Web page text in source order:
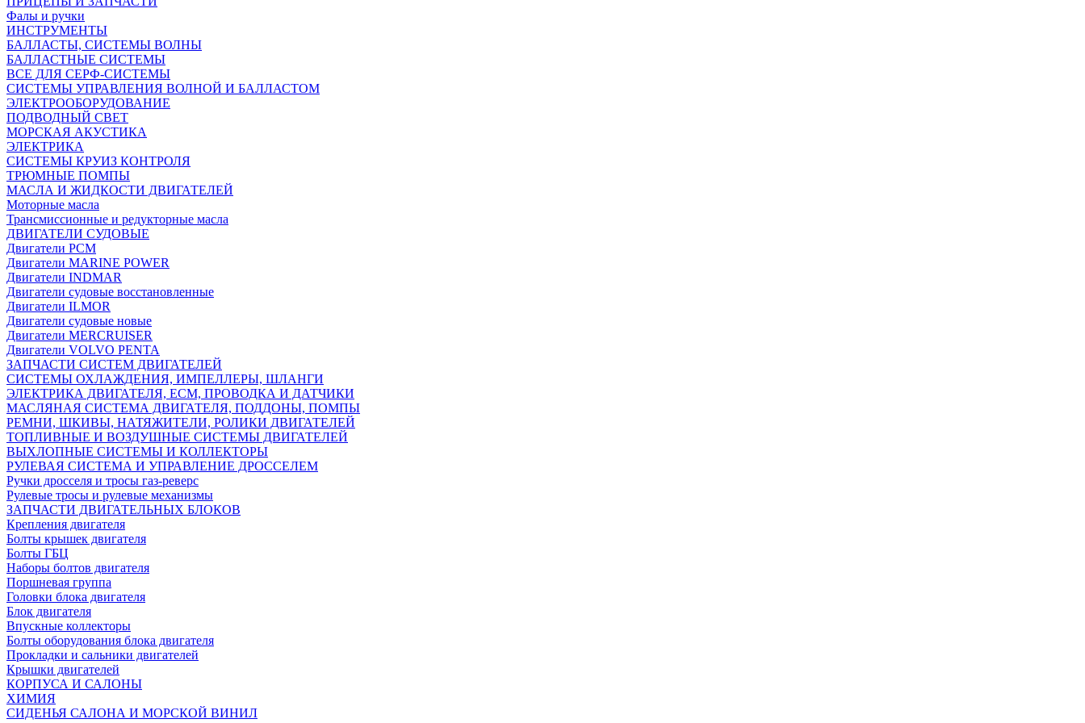
Фалы и ручки
ИНСТРУМЕНТЫ
БАЛЛАСТЫ, СИСТЕМЫ ВОЛНЫ
БАЛЛАСТНЫЕ СИСТЕМЫ
ВСЕ ДЛЯ СЕРФ-СИСТЕМЫ
СИСТЕМЫ УПРАВЛЕНИЯ ВОЛНОЙ И БАЛЛАСТОМ
ЭЛЕКТРООБОРУДОВАНИЕ
ПОДВОДНЫЙ СВЕТ
МОРСКАЯ АКУСТИКА
ЭЛЕКТРИКА
СИСТЕМЫ КРУИЗ КОНТРОЛЯ
ТРЮМНЫЕ ПОМПЫ
МАСЛА И ЖИДКОСТИ ДВИГАТЕЛЕЙ
Моторные масла
Трансмиссионные и редукторные масла
ДВИГАТЕЛИ СУДОВЫЕ
Двигатели PCM
Двигатели MARINE POWER
Двигатели INDMAR
Двигатели судовые восстановленные
Двигатели ILMOR
Двигатели судовые новые
Двигатели MERCRUISER
Двигатели VOLVO PENTA
ЗАПЧАСТИ СИСТЕМ ДВИГАТЕЛЕЙ
СИСТЕМЫ ОХЛАЖДЕНИЯ, ИМПЕЛЛЕРЫ, ШЛАНГИ
ЭЛЕКТРИКА ДВИГАТЕЛЯ, ECM, ПРОВОДКА И ДАТЧИКИ
МАСЛЯНАЯ СИСТЕМА ДВИГАТЕЛЯ, ПОДДОНЫ, ПОМПЫ
РЕМНИ, ШКИВЫ, НАТЯЖИТЕЛИ, РОЛИКИ ДВИГАТЕЛЕЙ
ТОПЛИВНЫЕ И ВОЗДУШНЫЕ СИСТЕМЫ ДВИГАТЕЛЕЙ
ВЫХЛОПНЫЕ СИСТЕМЫ И КОЛЛЕКТОРЫ
РУЛЕВАЯ СИСТЕМА И УПРАВЛЕНИЕ ДРОССЕЛЕМ
Ручки дросселя и тросы газ-реверс
Рулевые тросы и рулевые механизмы
ЗАПЧАСТИ ДВИГАТЕЛЬНЫХ БЛОКОВ
Крепления двигателя
Болты крышек двигателя
Болты ГБЦ
Наборы болтов двигателя
Поршневая группа
Головки блока двигателя
Блок двигателя
Впускные коллекторы
Болты оборудования блока двигателя
Прокладки и сальники двигателей
Крышки двигателей
КОРПУСА И САЛОНЫ
ХИМИЯ
СИДЕНЬЯ САЛОНА И МОРСКОЙ ВИНИЛ